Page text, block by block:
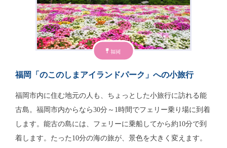
福岡
福岡「のこのしまアイランドパーク」への小旅行
福岡市内に住む地元の人も、ちょっとした小旅行に訪れる能
古島。福岡市内からなら30分～1時間でフェリー乗り場に到着
します。能古の島には、フェリーに乗船してから約10分で到
着します。たった10分の海の旅が、景色を大きく変えます。